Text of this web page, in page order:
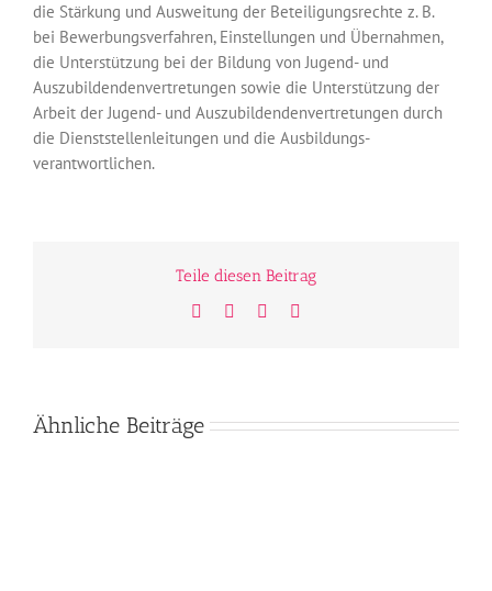
die Stärkung und Ausweitung der Beteiligungsrechte z. B.
bei Bewerbungsverfahren, Einstellungen und Übernahmen,
die Unterstützung bei der Bildung von Jugend- und
Auszubildendenvertretungen sowie die Unterstützung der
Arbeit der Jugend- und Auszubildendenvertretungen durch
die Dienststellenleitungen und die Ausbildungs­
verantwortlichen.
Teile diesen Beitrag
Facebook
TwitterWhatsApp
Ähnliche Beiträge